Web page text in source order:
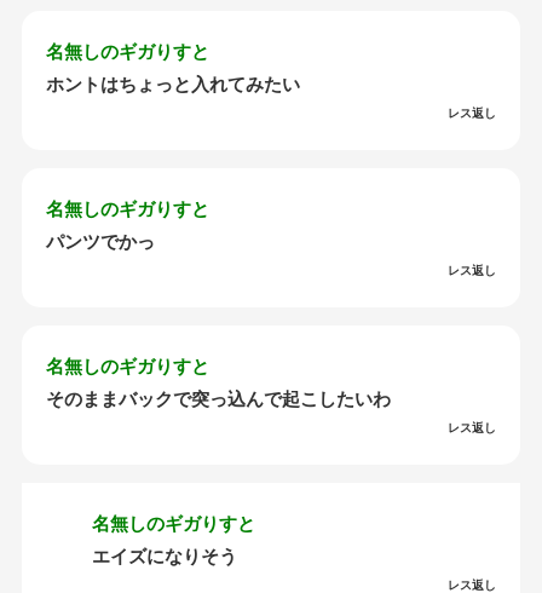
名無しのギガりすと
ホントはちょっと入れてみたい
レス返し
名無しのギガりすと
パンツでかっ
レス返し
名無しのギガりすと
そのままバックで突っ込んで起こしたいわ
レス返し
名無しのギガりすと
エイズになりそう
レス返し